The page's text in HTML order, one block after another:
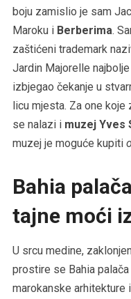
boju zamislio je sam
Maroku i Berberima.
zaštićeni trademark
Jardin Majorelle
izbjegao čekanje u
licu mjesta. Za one koje
se nalazi i muzej Yves
muzej je moguće kupiti
Bahia
tajne moći
U srcu medine,
prostire se Bahia
marokanske arhitekture